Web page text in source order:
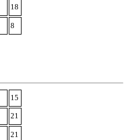
18
8
15
21
21